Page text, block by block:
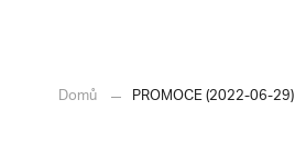
Domů PROMOCE (2022-06-29)